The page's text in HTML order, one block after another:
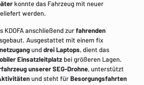
konnte das Fahrzeug mit neuer
werden.
KDOFA anschließend zurfahrenden
Ausgestattet mit einem fix
unddrei Laptops, dient das
Einsatzleitplatz bei größeren Lagen.
unserer SEG-Drohne, unterstützt
und steht fürBesorgungsfahrten